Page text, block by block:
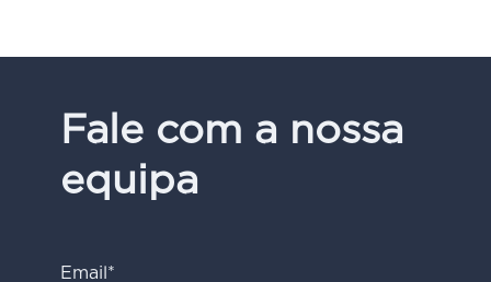
Fale com a nossa
equipa
Email*